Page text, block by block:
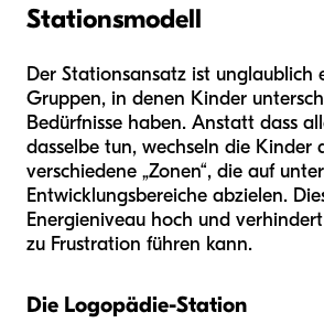
Stationsmodell
Der Stationsansatz ist unglaublich
Gruppen, in denen Kinder
Bedürfnisse haben. Anstatt dass
dasselbe tun, wechseln die Kinder
verschiedene „Zonen“, die auf
Entwicklungsbereiche abzielen.
Energieniveau hoch und
zu Frustration führen kann.
Die Logopädie-Station